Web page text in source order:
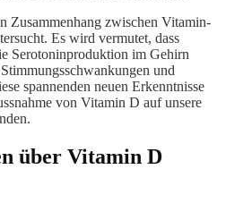
Zusammenhang zwischen Vitamin-
Es wird vermutet, dass
Serotoninproduktion im Gehirn
und
spannenden neuen Erkenntnisse
von Vitamin D auf unsere
über Vitamin D